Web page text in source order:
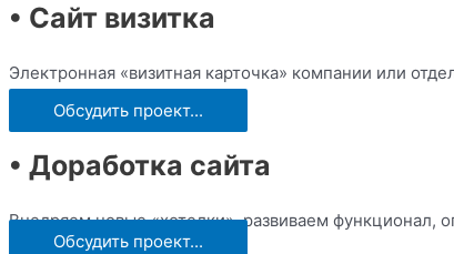
• Сайт визитка
Электронная «визитная карточка» компании или
Обсудить проект...
• Доработка сайта
Внедряем новые «хотелки», развиваем функционал,
Обсудить проект...